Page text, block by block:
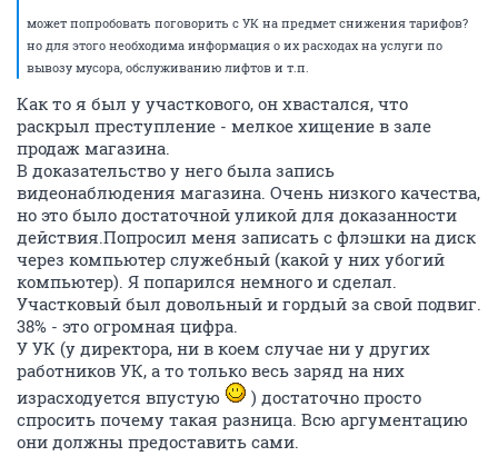
может попробовать поговорить с УК на предмет снижения тарифов?
но для этого необходима информация о их расходах на услуги по
вывозу мусора, обслуживанию лифтов и т.п.
Как то я был у участкового, он хвастался, что
раскрыл преступление - мелкое хищение в зале
продаж магазина.
В доказательство у него была запись
видеонаблюдения магазина. Очень низкого качества,
но это было достаточной уликой для доказанности
действия.Попросил меня записать с флэшки на диск
через компьютер служебный (какой у них убогий
компьютер). Я попарился немного и сделал.
Участковый был довольный и гордый за свой подвиг.
38% - это огромная цифра.
У УК (у директора, ни в коем случае ни у других
работников УК, а то только весь заряд на них
израсходуется впустую
) достаточно просто
спросить почему такая разница. Всю аргументацию
они должны предоставить сами.